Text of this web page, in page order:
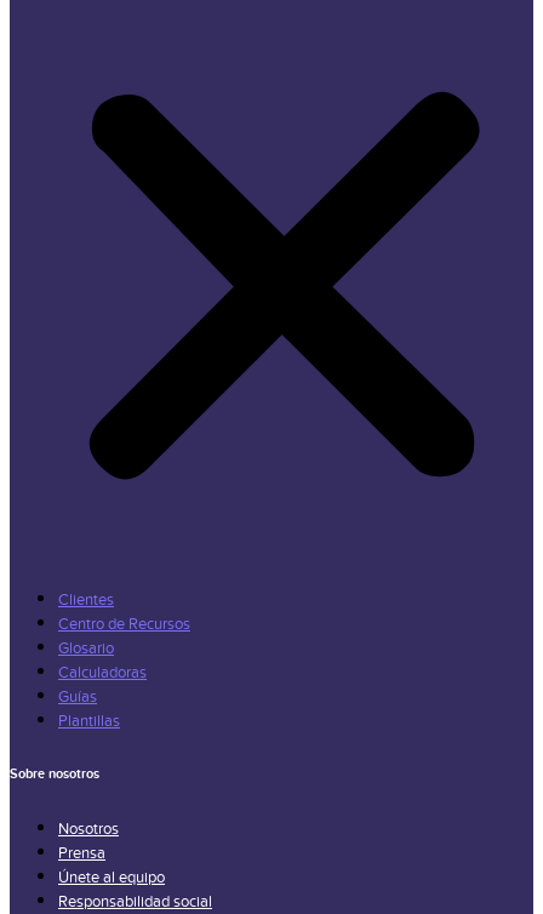
Clientes
Centro de Recursos
Glosario
Calculadoras
Guías
Plantillas
Sobre nosotros
Nosotros
Prensa
Únete al equipo
Responsabilidad social